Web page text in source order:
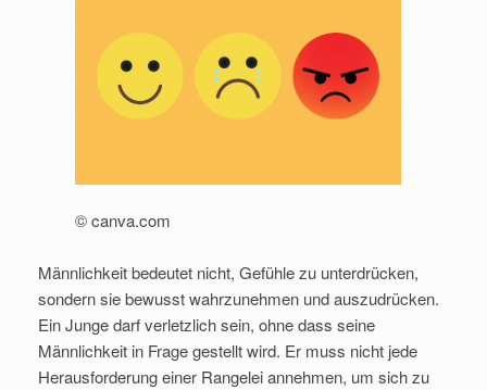
© canva.com
Männlichkeit bedeutet nicht, Gefühle zu unterdrücken,
sondern sie bewusst wahrzunehmen und auszudrücken.
Ein Junge darf verletzlich sein, ohne dass seine
Männlichkeit in Frage gestellt wird. Er muss nicht jede
Herausforderung einer Rangelei annehmen, um sich zu